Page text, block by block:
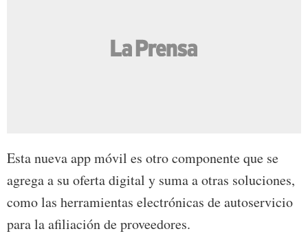
Esta nueva app móvil es otro componente que se
agrega a su oferta digital y suma a otras soluciones,
como las herramientas electrónicas de autoservicio
para la afiliación de proveedores.